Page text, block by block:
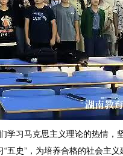
学习马克思主义理论的热情，
史”，为培养合格的社会主义